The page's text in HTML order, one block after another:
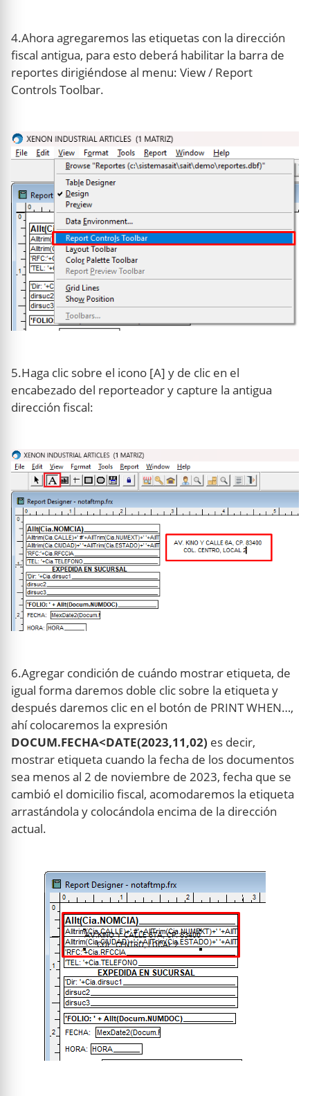
4.Ahora agregaremos las etiquetas con la dirección
fiscal antigua, para esto deberá habilitar la barra de
reportes dirigiéndose al menu: View / Report
Controls Toolbar.
5.Haga clic sobre el icono [A] y de clic en el
encabezado del reporteador y capture la antigua
dirección fiscal:
6.Agregar condición de cuándo mostrar etiqueta, de
igual forma daremos doble clic sobre la etiqueta y
después daremos clic en el botón de PRINT WHEN…,
ahí colocaremos la expresión
DOCUM.FECHA<DATE(2023,11,02) es decir,
mostrar etiqueta cuando la fecha de los documentos
sea menos al 2 de noviembre de 2023, fecha que se
cambió el domicilio fiscal, acomodaremos la etiqueta
arrastándola y colocándola encima de la dirección
actual.